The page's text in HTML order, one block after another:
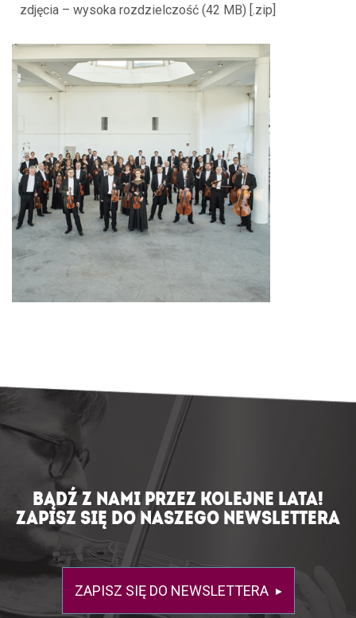
zdjęcia – wysoka rozdzielczość (42 MB) [.zip]
BĄDŹ Z NAMI PRZEZ KOLEJNE LATA!
ZAPISZ SIĘ DO NASZEGO NEWSLETTERA
ZAPISZ SIĘ DO NEWSLETTERA